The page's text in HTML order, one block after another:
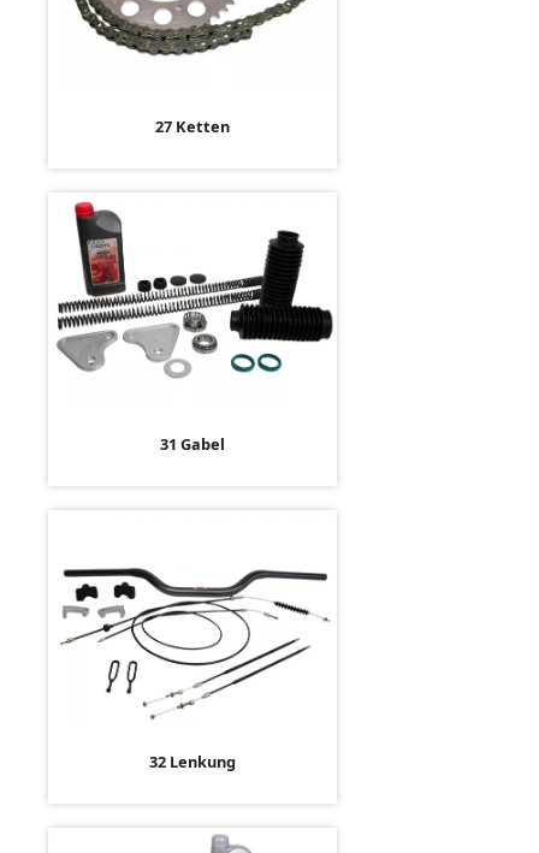
27 Ketten
31 Gabel
32 Lenkung